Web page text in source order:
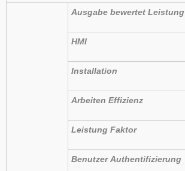
Ausgabe bewertet Leistung
HMI
Installation
Arbeiten Effizienz
Leistung Faktor
Benutzer Authentifizierung